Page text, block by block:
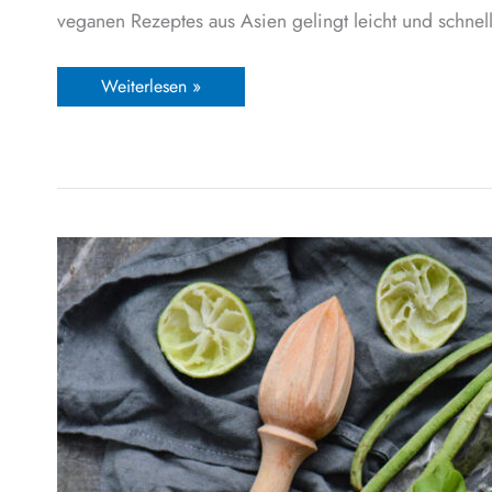
veganen Rezeptes aus Asien gelingt leicht und
Weiterlesen »
Laap
aus
Laos:
Rezept
für
scharfen
Tofusalat